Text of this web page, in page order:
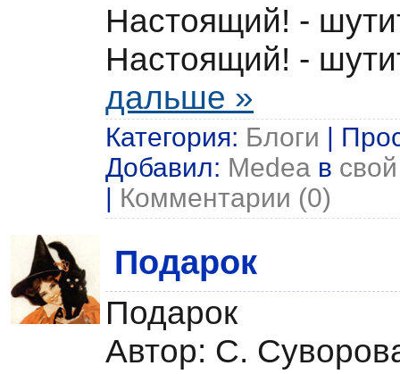
Настоящий! -
Настоящий! -
дальше »
Категория: Блоги |
Добавил: Medea в
| Комментарии (0)
Подарок
Подарок
Автор: С.